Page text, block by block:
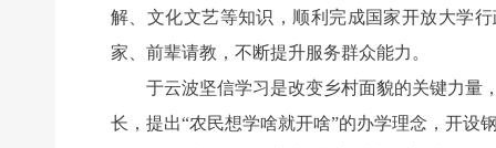
解、文化文艺等知识，顺利完成国家开放大学
家、前辈请教，不断提升服务群众能力。
于云波坚信学习是改变乡村面貌的关键力量，
长，提出“农民想学啥就开啥”的办学理念，开设